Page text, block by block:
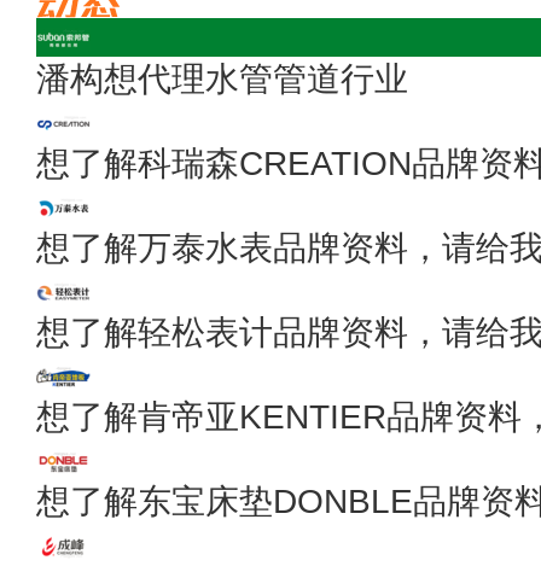
潘构想代理水管管道行业
想了解科瑞森CREATION品牌资
想了解万泰水表品牌资料，请给
想了解轻松表计品牌资料，请给
想了解肯帝亚KENTIER品牌资料
想了解东宝床垫DONBLE品牌资